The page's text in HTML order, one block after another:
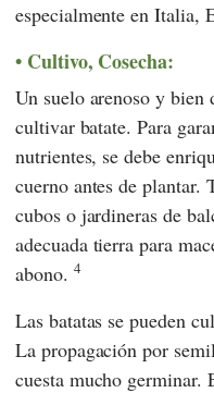
especialmente en Italia,
Cultivo, Cosecha:
Un suelo arenoso y bien
cultivar batate. Para
nutrientes, se debe
cuerno antes de plantar.
cubos o jardineras de
adecuada tierra para
abono. 4
Las batatas se pueden
La propagación por
cuesta mucho germinar.